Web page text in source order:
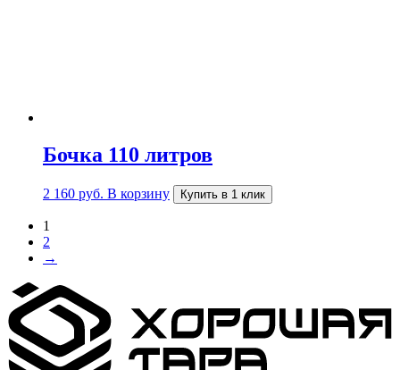
Бочка 110 литров
2 160 руб. В корзину Купить в 1 клик
1
2
→